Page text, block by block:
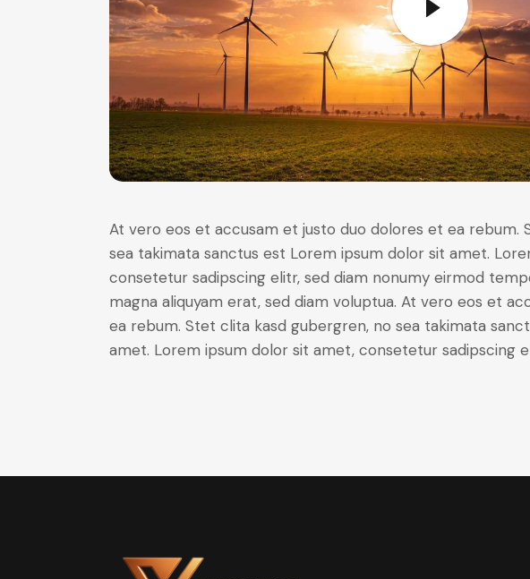
At vero eos et accusam et justo duo dolores et ea rebum.
sea takimata sanctus est Lorem ipsum dolor sit amet.
consetetur sadipscing elitr, sed diam nonumy eirmod
magna aliquyam erat, sed diam voluptua. At vero eos et
ea rebum. Stet clita kasd gubergren, no sea takimata
amet. Lorem ipsum dolor sit amet, consetetur sadipscing